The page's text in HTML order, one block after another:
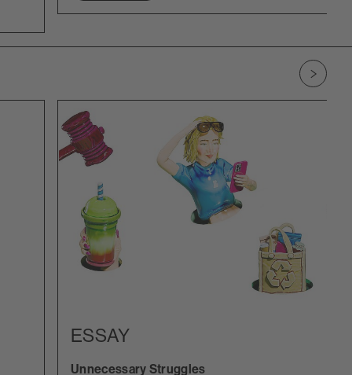
ESSAY
Unnecessary Struggles
Zu